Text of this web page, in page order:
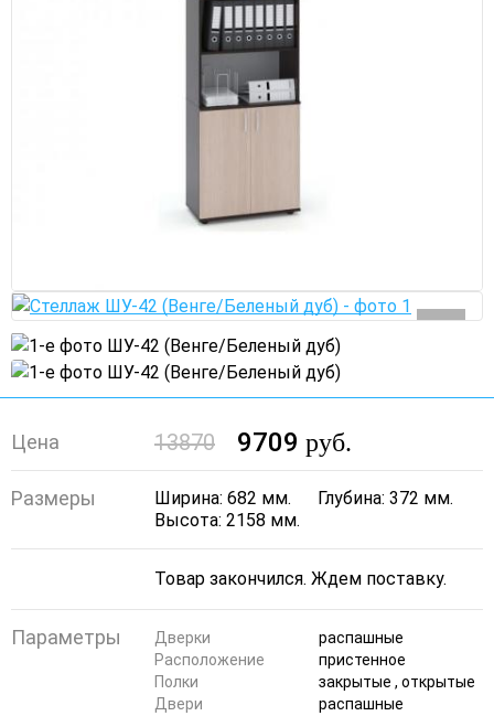
Цена 13870 9709 руб.
Размеры Ширина: 682 мм.
Глубина: 372 мм.
Высота: 2158 мм.
Параметры Дверки
распашные
Расположение
пристенное
Полки
закрытые , открытые
Двери
распашные